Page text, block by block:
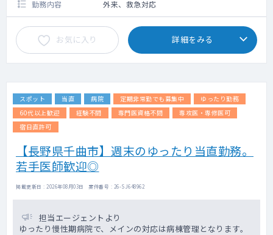
勤務内容 外来、救急対応
お気に入り 詳細をみる
スポット 当直 病院 定期非常勤でも募集中
ゆったり勤務
60代以上歓迎
経験不問 専門医資格不問
専攻医・専修医可
宿日直許可
【長野県千曲市】週末のゆったり当直勤務。
若手医師歓迎◎
掲載更新日 : 2026年08月03日 案件番号 : 26-SJ648962
担当エージェントより
ゆったり慢性期病院で、メインの対応は病棟管理となります。